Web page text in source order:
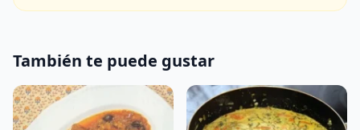
También te puede gustar